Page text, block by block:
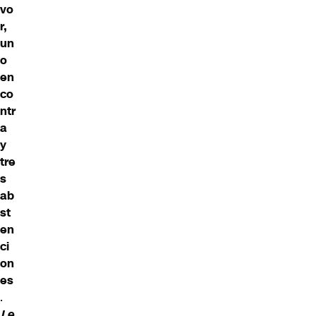
vo
r,
un
o
en
co
ntr
a
y
tre
s
ab
st
en
ci
on
es
.